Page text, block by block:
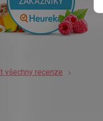
všechny recenze